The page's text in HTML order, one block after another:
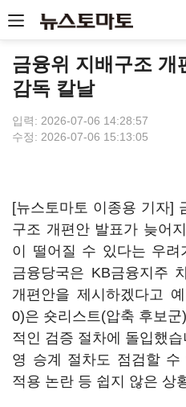
금융위 지배구조 개
감독 칼날
입력: 2026-07-06 14:28:57
수정: 2026-07-06 15:13:05
[뉴스토마토 이종용 기자]
구조 개편안 발표가 늦어
이 떨어질 수 있다는 우
금융당국은 KB금융지주
개편안을 제시하겠다고
0)은 숏리스트(압축 후보
적인 검증 절차에 돌입했
영 승계 절차도 점검할
적용 논란 등 쉽지 않은 상